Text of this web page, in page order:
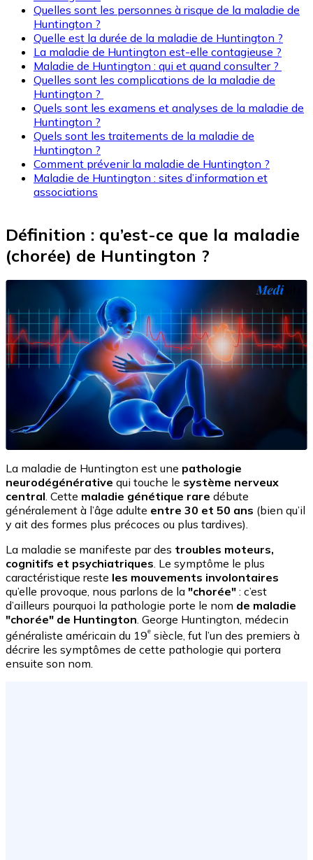
Quelles sont les personnes à risque de la maladie de
Huntington ?
Quelle est la durée de la maladie de Huntington ?
La maladie de Huntington est-elle contagieuse ?
Maladie de Huntington : qui et quand consulter ?
Quelles sont les complications de la maladie de
Huntington ?
Quels sont les examens et analyses de la maladie de
Huntington ?
Quels sont les traitements de la maladie de
Huntington ?
Comment prévenir la maladie de Huntington ?
Maladie de Huntington : sites d’information et
associations
Définition : qu’est-ce que la maladie
(chorée) de Huntington ?
La maladie de Huntington est une pathologie
neurodégénérative qui touche le système nerveux
central. Cette maladie génétique rare débute
généralement à l’âge adulte entre 30 et 50 ans (bien qu’il
y ait des formes plus précoces ou plus tardives).
La maladie se manifeste par des troubles moteurs,
cognitifs et psychiatriques. Le symptôme le plus
caractéristique reste les mouvements involontaires
qu’elle provoque, nous parlons de la "chorée" : c’est
d’ailleurs pourquoi la pathologie porte le nom de maladie
"chorée" de Huntington. George Huntington, médecin
généraliste américain du 19ᵉ siècle, fut l’un des premiers à
décrire les symptômes de cette pathologie qui portera
ensuite son nom.